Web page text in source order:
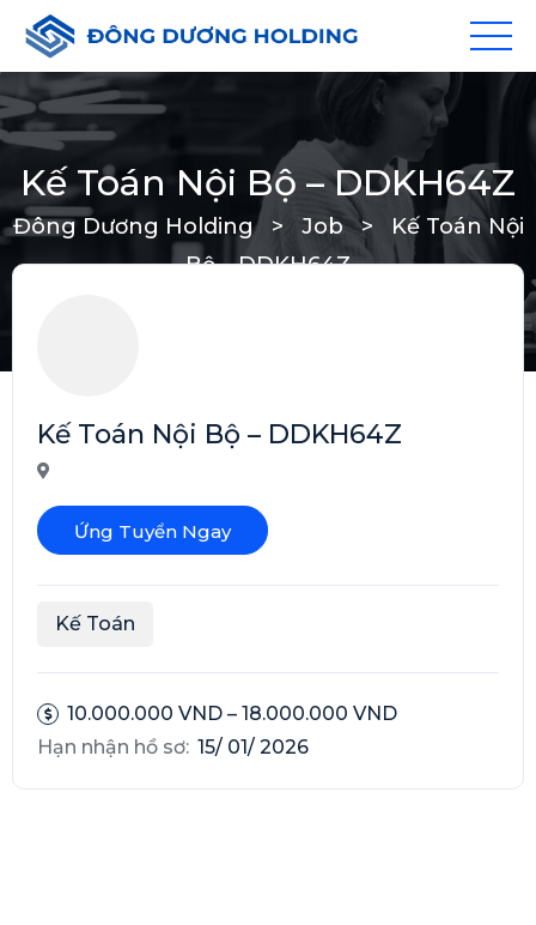
Kế Toán Nội Bộ – DDKH64Z
Đông Dương Holding > Job >
Kế Toán Nội
Bộ – DDKH64Z
Kế Toán Nội Bộ – DDKH64Z
Ứng Tuyển Ngay
Kế Toán
10.000.000 VND – 18.000.000 VND
Hạn nhận hồ sơ: 15/ 01/ 2026